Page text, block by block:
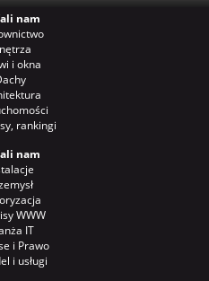
nam
i okna
rankingi
nam
WWW
IT
i Prawo
i usługi